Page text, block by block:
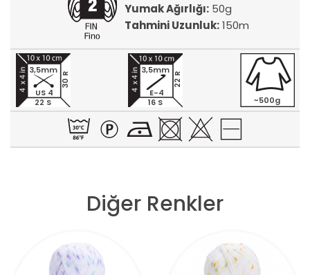
Yumak Ağırlığı: 50g
Tahmini Uzunluk:150m
22 S
30 R
3,5mm
US 4
16 S
22 R
3,5mm
E-4
~500g
Diğer Renkler